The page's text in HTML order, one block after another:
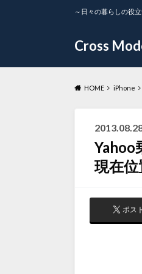
Cross
～日々の暮らしの役
HOME iPhone
Yahoo
現在
ポスト